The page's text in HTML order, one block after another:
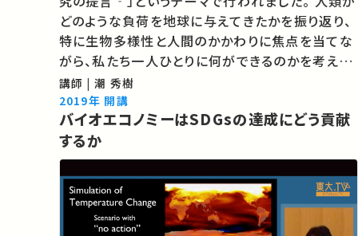
どのような負荷を地球に与えてきたかを振り返り、
特に生物多様性と人間のかかわりに焦点を当てな
がら、私たち一人ひとりに何ができるのかを考えま
す。 ★過去の農学部公開セミナー （東京大学農学
部のサイトが開きます） ★あなたのシェアが、ほか
の誰かの学びに繋が…
講師 | 潮 秀樹
2019年 開講
バイオエコノミーはSDGsの達成にどう貢献
するか